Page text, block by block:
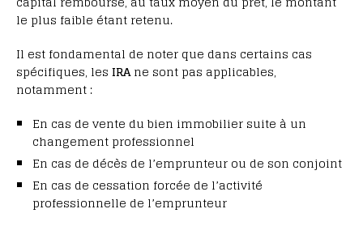
le plus faible étant retenu.
Il est fondamental de noter que dans certains cas
spécifiques, les IRAne sont pas applicables,
notamment :
En cas de vente du bien immobilier suite à un
changement professionnel
En cas de décès de l’emprunteur ou de son conjoint
En cas de cessation forcée de l’activité
professionnelle de l’emprunteur